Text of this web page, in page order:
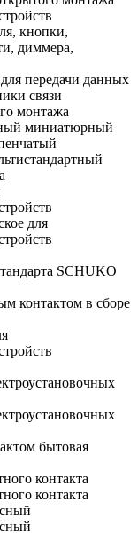
кнопки,
диммера,
передачи данных
связи
монтажа
миниатюрный
для
SCHUKO
контактом в сборе
бытовая
контакта
контакта